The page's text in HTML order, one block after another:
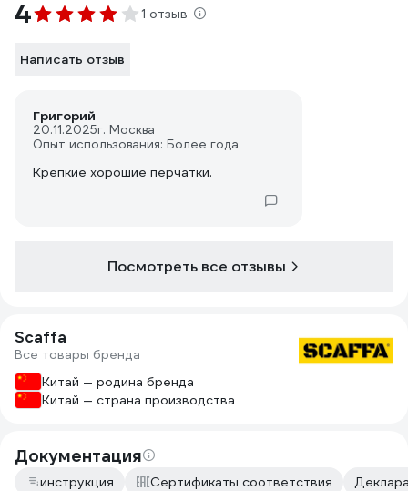
4 1 отзыв
Написать отзыв
Григорий
20.11.2025г. Москва
Опыт использования: Более года
Крепкие хорошие перчатки.
Посмотреть все отзывы
Scaffa
Все товары бренда
Китай — родина бренда
Китай — страна производства
Документация
инструкция Сертификаты соответствия